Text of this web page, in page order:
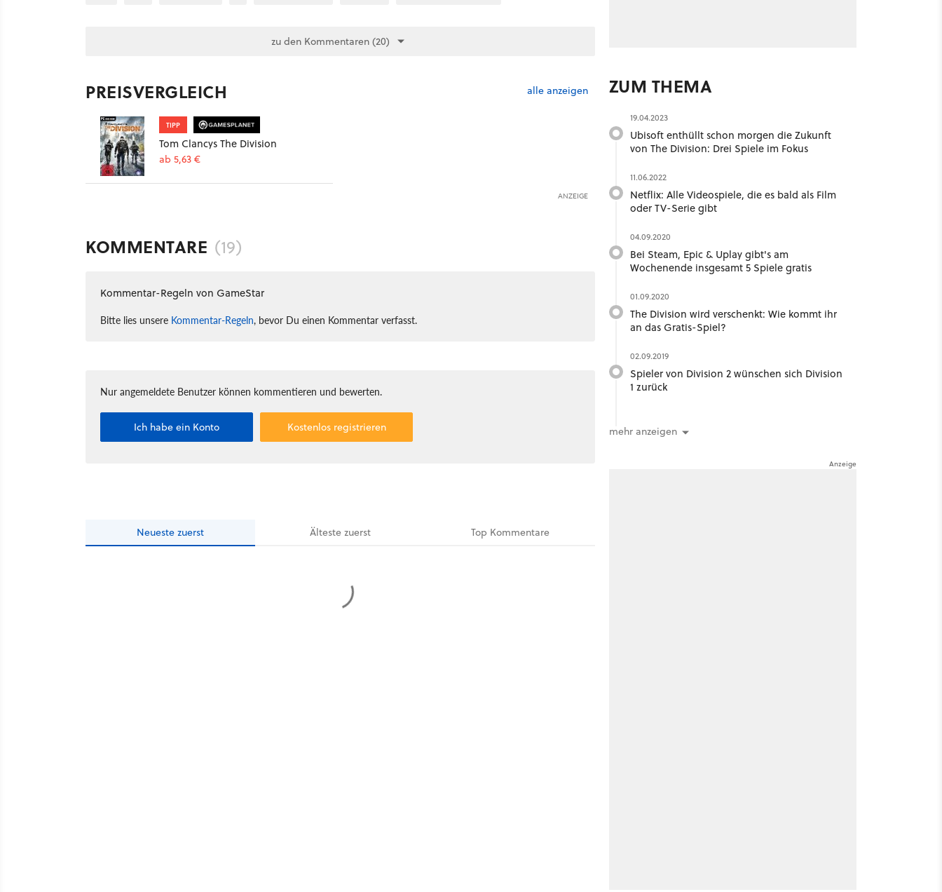
zu den Kommentaren (20)
PREISVERGLEICH alle anzeigen
TIPP
Tom Clancys The Division
ab 5,63 €
ANZEIGE
KOMMENTARE (19)
Kommentar-Regeln von GameStar
Bitte lies unsere Kommentar-Regeln, bevor Du einen Kommentar verfasst.
Nur angemeldete Benutzer können kommentieren und bewerten.
Ich habe ein Konto Kostenlos registrieren
Neueste zuerst Ältestezuerst Top Kommentare
ZUM THEMA
19.04.2023
Ubisoft enthüllt schon morgen die Zukunft
von The Division: Drei Spiele im Fokus
11.06.2022
Netflix: Alle Videospiele, die es bald als Film
oder TV-Serie gibt
04.09.2020
Bei Steam, Epic & Uplay gibt's am
Wochenende insgesamt 5 Spiele gratis
01.09.2020
The Division wird verschenkt: Wie kommt ihr
an das Gratis-Spiel?
02.09.2019
Spieler von Division 2 wünschen sich Division
1 zurück
mehr anzeigen